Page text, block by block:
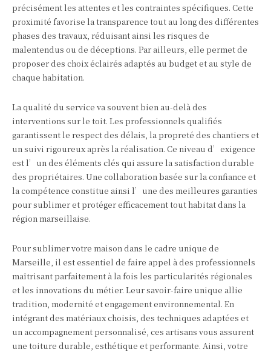
précisément les attentes et les contraintes spécifiques. Cette
proximité favorise la transparence tout au long des différentes
phases des travaux, réduisant ainsi les risques de
malentendus ou de déceptions. Par ailleurs, elle permet de
proposer des choix éclairés adaptés au budget et au style de
chaque habitation.
La qualité du service va souvent bien au-delà des
interventions sur le toit. Les professionnels qualifiés
garantissent le respect des délais, la propreté des chantiers et
un suivi rigoureux après la réalisation. Ce niveau d’exigence
est l’un des éléments clés qui assure la satisfaction durable
des propriétaires. Une collaboration basée sur la confiance et
la compétence constitue ainsi l’une des meilleures garanties
pour sublimer et protéger efficacement tout habitat dans la
région marseillaise.
Pour sublimer votre maison dans le cadre unique de
Marseille, il est essentiel de faire appel à des professionnels
maîtrisant parfaitement à la fois les particularités régionales
et les innovations du métier. Leur savoir-faire unique allie
tradition, modernité et engagement environnemental. En
intégrant des matériaux choisis, des techniques adaptées et
un accompagnement personnalisé, ces artisans vous assurent
une toiture durable, esthétique et performante. Ainsi, votre